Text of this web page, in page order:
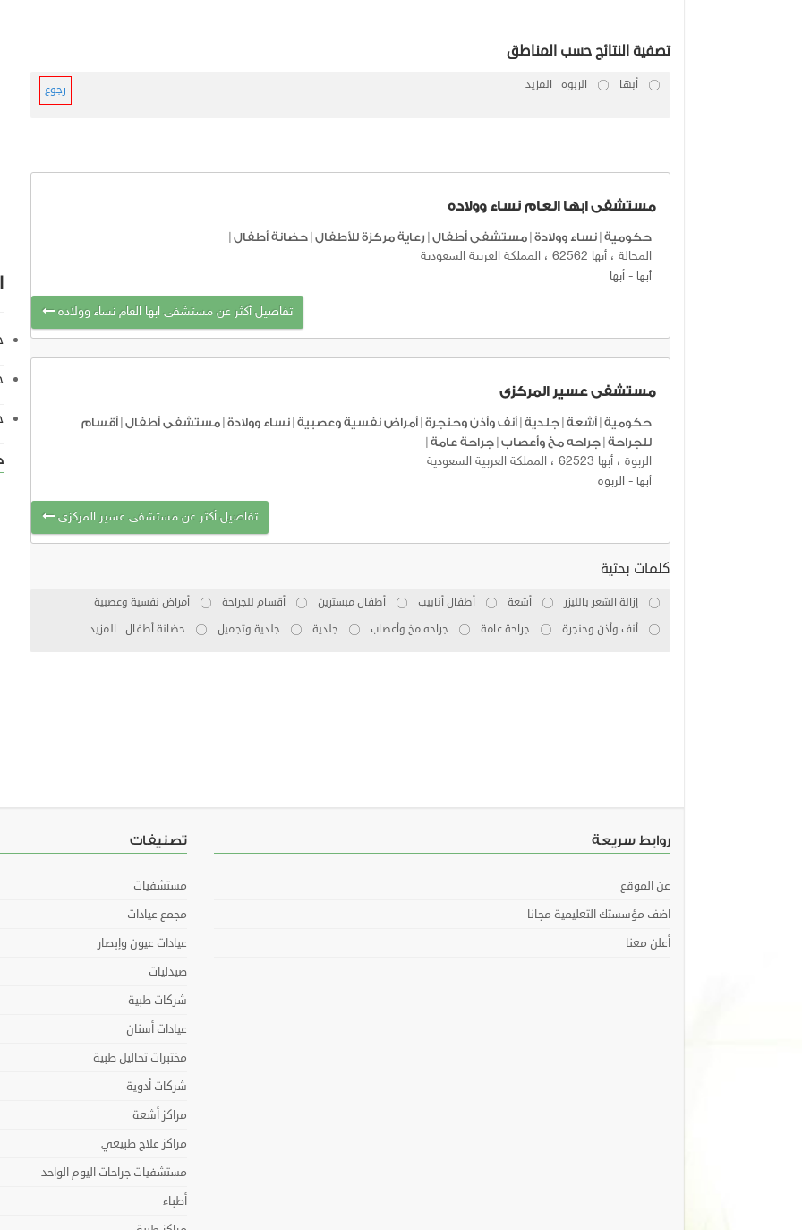
تصفية النتائج حسب المناطق
أبها الربوه رجوع المزيد
مستشفى ابها العام نساء وولاده
حكومية نساء وولادة مستشفى أطفال رعاية مركزة للأطفال حضانة أطفال
المحالة ، أبها 62562 ، المملكة العربية السعودية
أبها - أبها
تفاصيل أكثر عن مستشفى ابها العام نساء وولاده
مستشفى عسير المركزى
حكومية أشعة جلدية أنف وأذن وحنجرة أمراض نفسية وعصبية نساء وولادة مستشفى أطفال أقسام
للجراحة جراحه مخ وأعصاب جراحة عامة
الربوة ، أبها 62523 ، المملكة العربية السعودية
أبها - الربوه
تفاصيل أكثر عن مستشفى عسير المركزى
كلمات بحثية
إزالة الشعر بالليزر أشعة أطفال أنابيب أطفال مبسترين أقسام للجراحة
أمراض نفسية وعصبية
أنف وأذن وحنجرة
جراحة عامة جراحه مخ وأعصاب جلدية جلدية وتجميل حضانة أطفال المزيد
روابط سريعة
عن الموقع
اضف مؤسستك التعليمية مجانا
أعلن معنا
تصنيفات
مستشفيات
مجمع عيادات
عيادات عيون وإبصار
صيدليات
شركات طبية
عيادات أسنان
مختبرات تحاليل طبية
شركات أدوية
مراكز أشعة
مراكز علاج طبيعي
مستشفيات جراحات اليوم الواحد
أطباء